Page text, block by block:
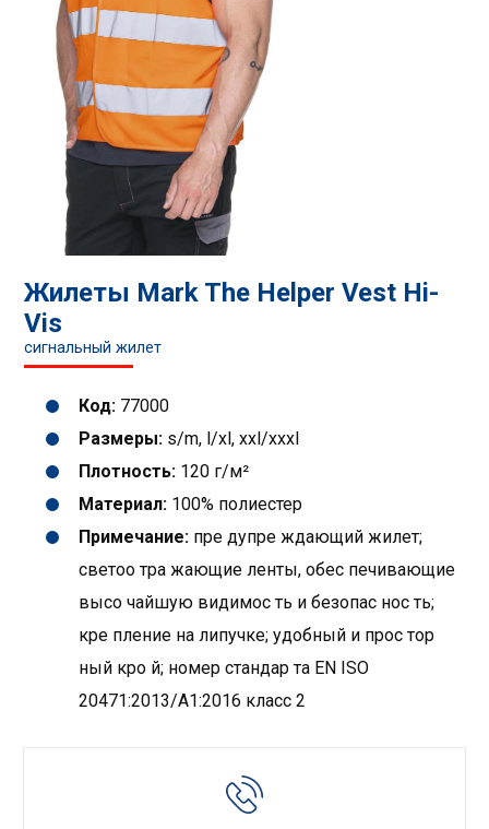
Жилеты Mark The Helper Vest Hi-
Vis
сигнальный жилет
Код: 77000
Размеры: s/m, l/xl, xxl/xxxl
Плотность: 120 г/м²
Материал: 100% полиестер
Примечание: пре дупре ждающий жилет;
светоо тра жающие ленты, обес печивающие
высо чайшую видимос ть и безопас нос ть;
кре пление на липучке; удобный и прос тор
ный кро й; номер стандар та EN ISO
20471:2013/A1:2016 класс 2